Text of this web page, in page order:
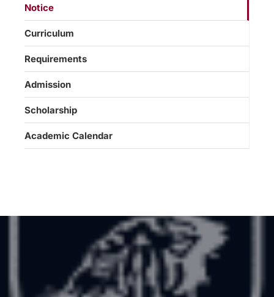
Notice
Curriculum
Requirements
Admission
Scholarship
Academic Calendar